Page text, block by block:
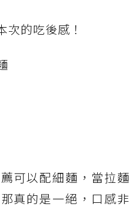
次的吃後感！
可以配細麵，當拉麵
真的是一絕，口感非